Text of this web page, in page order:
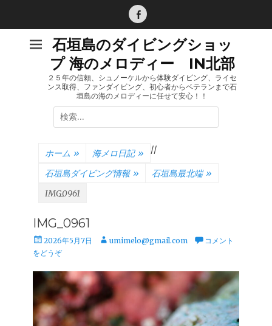
Facebook
石垣島のダイビングショッ
プ 海のメロディー IN北部
２５年の信頼、シュノーケルから体験ダイビング、ライセ
ンス取得、ファンダイビング、初心者からベテランまで石
垣島の海のメロディーに任せて安心！！
検
索:
ホーム » 海メロ日記 » /
石垣島ダイビング情報 »
/
石垣島最北端 »
IMG_0961
IMG_0961
投
稿
2026年5月7日
投 umimelo@gmail.com
コメント
をどうぞ